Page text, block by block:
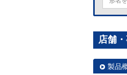
店舗
製品